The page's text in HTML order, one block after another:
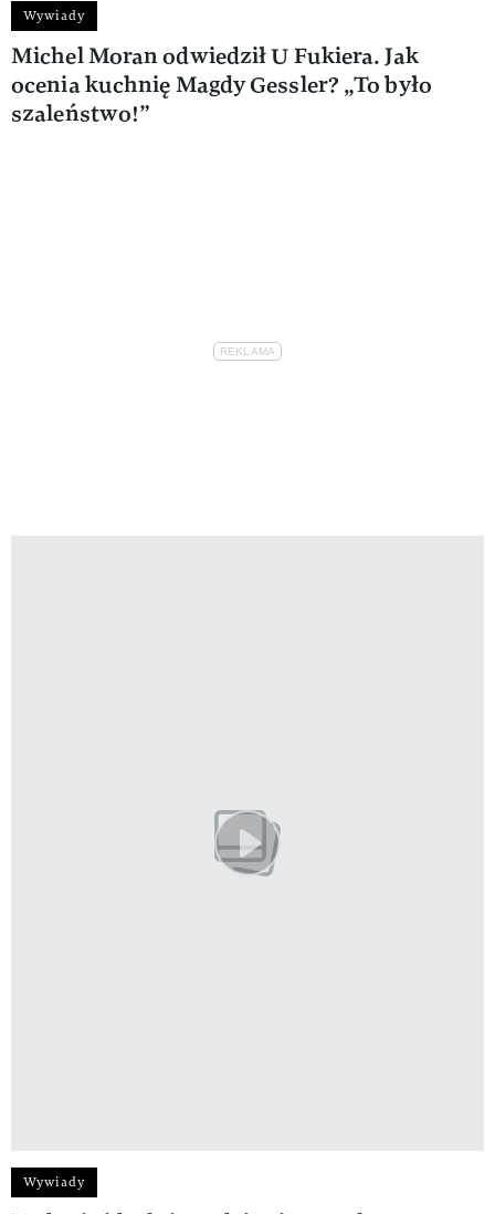
Wywiady
Michel Moran odwiedził U Fukiera. Jak
ocenia kuchnię Magdy Gessler? „To było
szaleństwo!”
Wywiady